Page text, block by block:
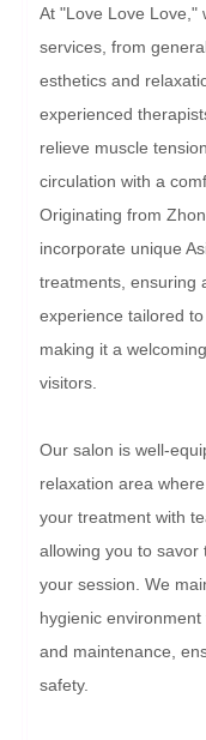
At "Love Love Love,"
services, from
esthetics and
experienced
relieve muscle
circulation with a
Originating from
incorporate unique
treatments, ensuring
experience tailored
making it a
visitors.
Our salon is well-
relaxation area
your treatment with
allowing you to savor
your session. We
hygienic
and maintenance,
safety.